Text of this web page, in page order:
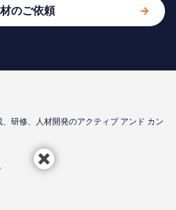
のご依頼
研修、⼈材開発のアクティブ アンド カン